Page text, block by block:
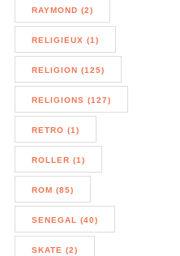
RAYMOND (2)
RELIGIEUX (1)
RELIGION (125)
RELIGIONS (127)
RETRO (1)
ROLLER (1)
ROM (85)
SENEGAL (40)
SKATE (2)